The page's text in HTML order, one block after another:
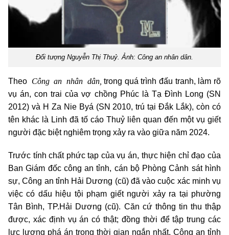
Đối tượng Nguyễn Thị Thuỷ. Ảnh: Công an nhân dân.
Theo Công an nhân dân, trong quá trình đấu tranh, làm rõ
vụ án, con trai của vợ chồng Phúc là Tạ Đình Long (SN
2012) và H Za Nie Byá (SN 2010, trú tại Đắk Lắk), còn có
tên khác là Linh đã tố cáo Thuỷ liên quan đến một vụ giết
người đặc biệt nghiêm trọng xảy ra vào giữa năm 2024.
Trước tính chất phức tạp của vụ án, thực hiện chỉ đạo của
Ban Giám đốc công an tỉnh, cán bộ Phòng Cảnh sát hình
sự, Công an tỉnh Hải Dương (cũ) đã vào cuộc xác minh vụ
việc có dấu hiệu tội phạm giết người xảy ra tại phường
Tân Bình, TP.Hải Dương (cũ). Căn cứ thông tin thu thập
được, xác định vụ án có thật; đồng thời để tập trung các
lực lượng phá án trong thời gian ngắn nhất, Công an tỉnh